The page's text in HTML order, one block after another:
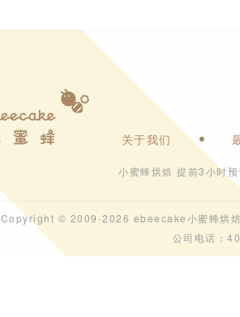
关于我们
小蜜蜂烘焙 提前3小时
Copyright © 2009-2026 ebeecake小蜜蜂烘
公司电话